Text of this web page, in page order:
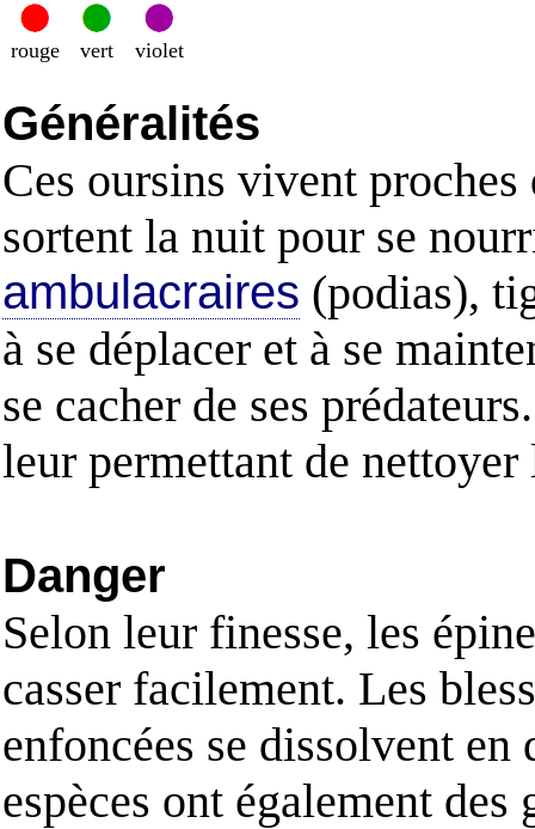
rouge vert violet
Généralités
Ces oursins vivent
sortent la nuit pour se
ambulacraires (podias),
à se déplacer et à se
se cacher de ses
leur permettant de nettoyer
Danger
Selon leur finesse, les
casser facilement. Les
enfoncées se dissolvent
espèces ont également